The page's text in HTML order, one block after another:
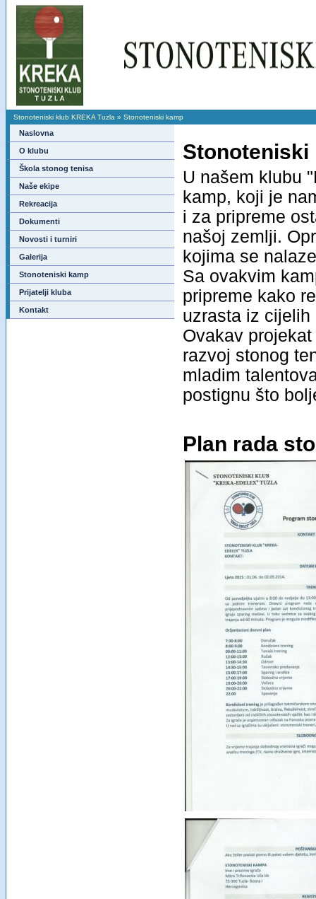
Stonoteniski klub KREKA Tuzla » Stonoteniski kamp
Naslovna
O klubu
Škola stonog tenisa
Naše ekipe
Rekreacija
Dokumenti
Novosti i turniri
Galerija
Stonoteniski kamp
Prijatelji kluba
Kontakt
Stonoteniski
U našem klubu
kamp, koji je
i za pripreme
našoj zemlji.
kojima se
Sa ovakvim
pripreme kako
uzrasta iz
Ovakav
razvoj stonog
mladim
postignu što
Plan rada